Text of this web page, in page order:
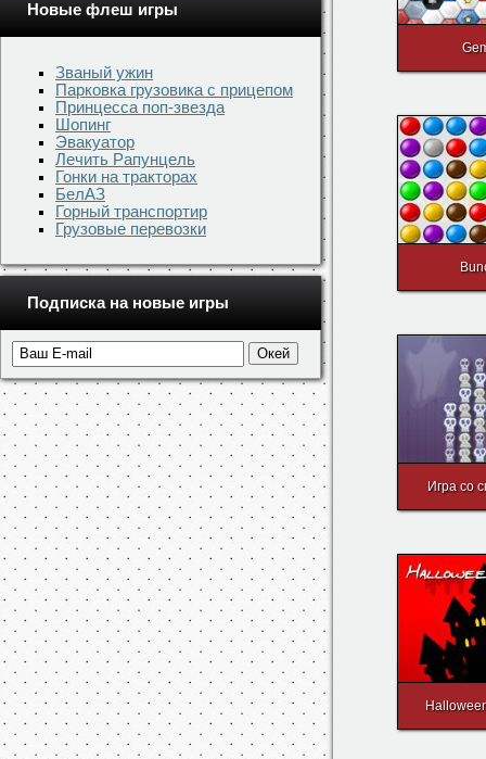
Новые флеш игры
Званый ужин
Парковка грузовика с прицепом
Принцесса поп-звезда
Шопинг
Эвакуатор
Лечить Рапунцель
Гонки на тракторах
БелАЗ
Горный транспортир
Грузовые перевозки
Подписка на новые игры
Игра со